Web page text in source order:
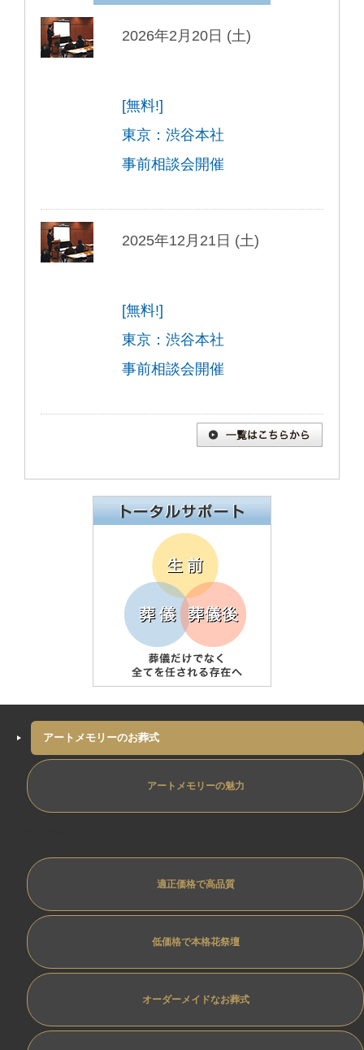
2026年2月20日 (土)
[無料!]
東京：渋谷本社
事前相談会開催
2025年12月21日 (土)
[無料!]
東京：渋谷本社
事前相談会開催
アートメモリーのお葬式
アートメモリーの魅力
適正価格で高品質
低価格で本格花祭壇
オーダーメイドなお葬式